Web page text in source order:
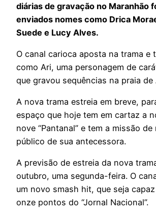
diárias de gravação no Maranhão
enviados nomes como Drica
Suede e Lucy Alves.
O canal carioca aposta na trama e
como Ari, uma personagem de
que gravou sequências na praia de
A nova trama estreia em breve,
espaço que hoje tem em cartaz a
nove “Pantanal” e tem a missão de
público de sua antecessora.
A previsão de estreia da nova
outubro, uma segunda-feira. O
um novo smash hit, que seja
onze pontos do “Jornal Nacional”.